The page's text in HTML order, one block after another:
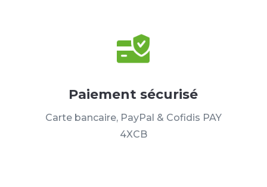
Paiement sécurisé
Carte bancaire, PayPal & Cofidis PAY
4XCB